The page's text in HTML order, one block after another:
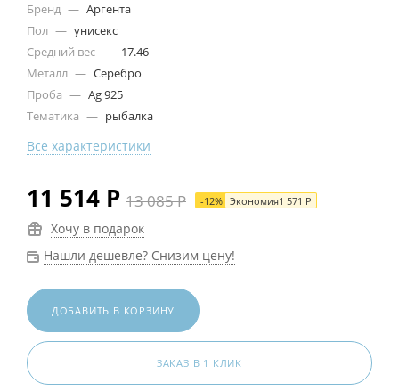
Бренд — Аргента
Пол — унисекс
Средний вес — 17.46
Металл — Серебро
Проба — Ag 925
Тематика — рыбалка
Все характеристики
11 514 Р 13 085Р -12% Экономия1 571 Р
Хочу в подарок
Нашли дешевле? Снизим цену!
ДОБАВИТЬ В КОРЗИНУ
ЗАКАЗ В 1 КЛИК